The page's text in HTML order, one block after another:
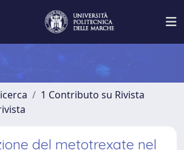
1 Contributo su Rivista
del metotrexate nel